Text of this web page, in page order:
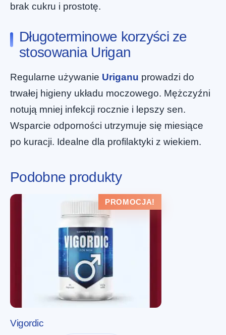
brak cukru i prostotę.
Długoterminowe korzyści ze
stosowania Urigan
Regularne używanie Uriganu prowadzi do
trwałej higieny układu moczowego. Mężczyźni
notują mniej infekcji rocznie i lepszy sen.
Wsparcie odporności utrzymuje się miesiące
po kuracji. Idealne dla profilaktyki z wiekiem.
Podobne produkty
PROMOCJA!
Vigordic